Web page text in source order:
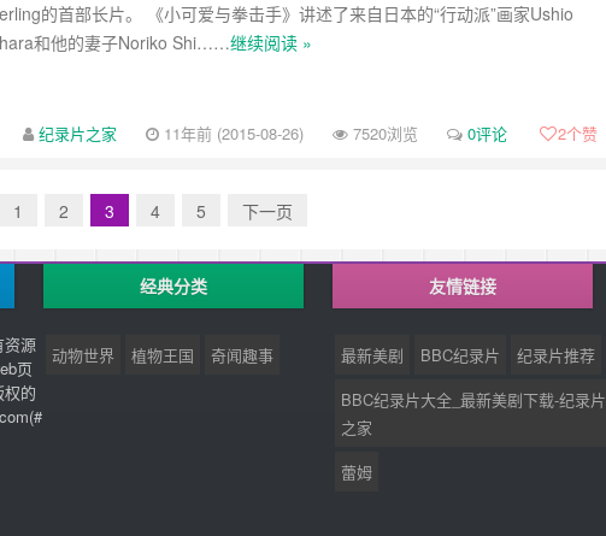
的首部长片。 《小可爱与拳击手》讲述了来自日本的“行动派”画家Ushio
和他的妻子Noriko Shi……继续阅读 »
纪录片之家 11年前 (2015-08-26) 7520浏览 0评论 2个赞
1 2 3 4 5 下一页
资源
页
的
经典分类
动物世界 植物王国 奇闻趣事
友情链接
最新美剧 BBC纪录片
纪录片推荐
BBC纪录片大全_最新美剧下载-纪录片
之家
蕾姆